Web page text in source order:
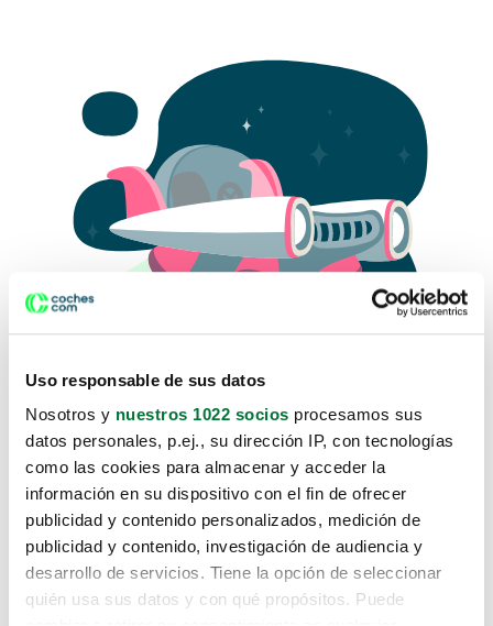
Uso responsable de sus datos
Nosotros y nuestros 1022 socios procesamos sus
datos personales, p.ej., su dirección IP, con tecnologías
como las cookies para almacenar y acceder la
información en su dispositivo con el fin de ofrecer
publicidad y contenido personalizados, medición de
publicidad y contenido, investigación de audiencia y
desarrollo de servicios. Tiene la opción de seleccionar
quién usa sus datos y con qué propósitos. Puede
Lo sentimos, no sabemos como
te hemos traido hasta aquí.
Pero puedes encontrar el coche que estás
buscando en alguno de estos enlaces: